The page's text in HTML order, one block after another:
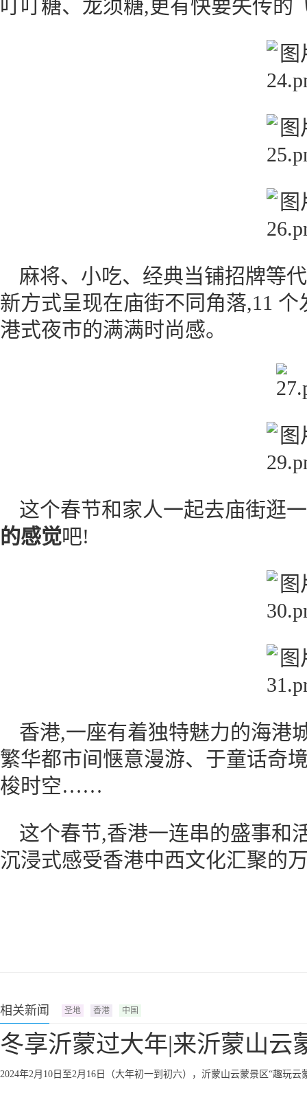
叮叮糖、龙须糖,更有快要失传的
麻将、小吃、经典当铺招牌等
新方式呈现在庙街不同角落,11
港式夜市的满满时尚感。
这个春节和家人一起去庙街逛
的感觉吧!
香港,一座有着独特魅力的海港
繁华都市间惬意漫游、于童话奇
梭时空……
这个春节,香港一连串的盛事和
沉浸式感受香港中西文化汇聚的
相关新闻 圣地 香港 中国
冬享沂蒙过大年|来沂蒙山云
2024年2月10日至2月16日（大年初一到初六），沂蒙山云蒙景区“趣玩